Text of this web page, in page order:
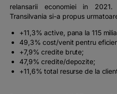
relansarii economiei in
Transilvania si-a propus
+11,3% active, pana la 115
49,3% cost/venit pentru
+7,9% credite brute;
47,9% credite/depozite;
+11,6% total resurse de la